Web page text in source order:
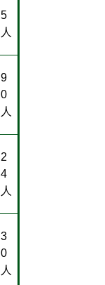
5
人
9
0
人
2
4
人
3
0
人